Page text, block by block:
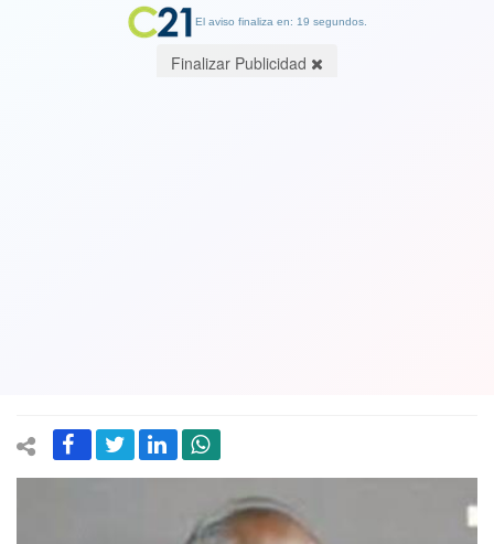
El aviso finaliza en: 19 segundos.
Finalizar Publicidad